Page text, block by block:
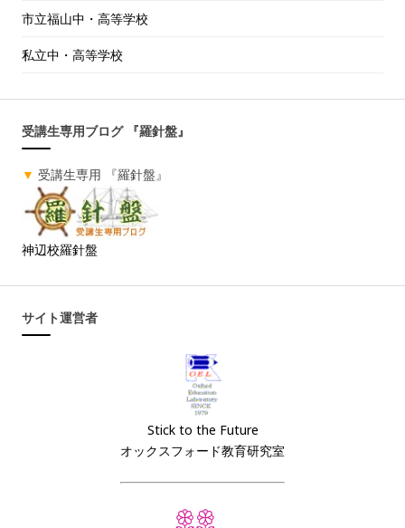
市立福山中・高等学校
私立中・高等学校
受講生専用ブログ 『羅針盤』
▼ 受講生専用 『羅針盤』
神辺校羅針盤
サイト運営者
Stick to the Future
オックスフォード教育研究室